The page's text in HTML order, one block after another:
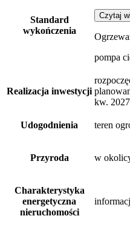
Standard
wykończenia
Czytaj
pompa
Realizacja inwestycji
kw.
Udogodnienia teren
Przyroda w
Charakterystyka
energetyczna
nieruchomości